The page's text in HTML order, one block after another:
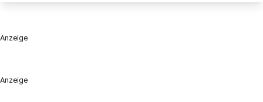
Anzeige
Anzeige